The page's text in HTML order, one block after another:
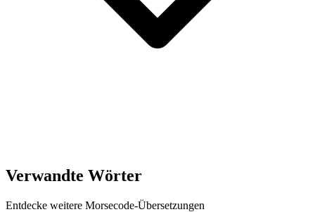
Verwandte Wörter
Entdecke weitere Morsecode-Übersetzungen